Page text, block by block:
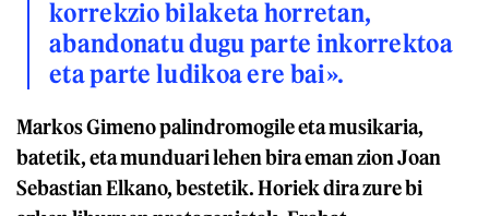
korrekzio bilaketa horretan,
abandonatu dugu parte inkorrektoa
eta parte ludikoa ere bai».
Markos Gimeno palindromogile eta musikaria,
batetik, eta munduari lehen bira eman zion Joan
Sebastian Elkano, bestetik. Horiek dira zure bi